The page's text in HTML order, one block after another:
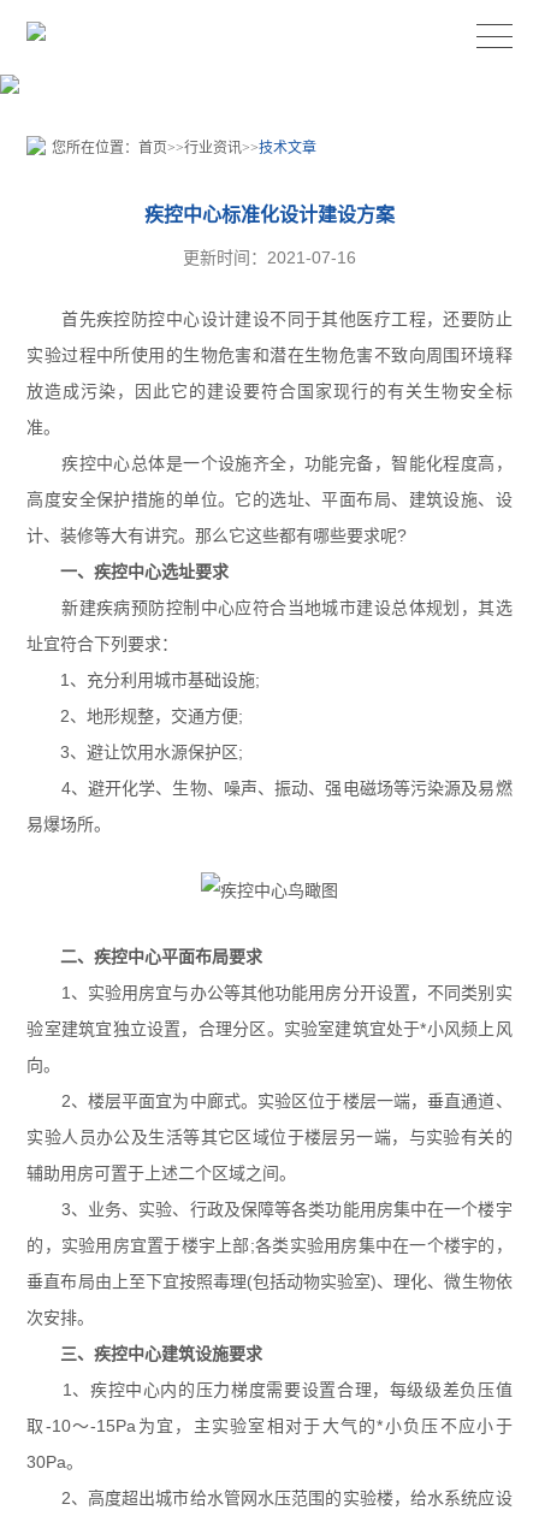
您所在位置：首页>>行业资讯>>技术文章
疾控中心标准化设计建设方案
更新时间：2021-07-16
首先疾控防控中心设计建设不同于其他医疗工程，还要防止
实验过程中所使用的生物危害和潜在生物危害不致向周围环境释
放造成污染，因此它的建设要符合国家现行的有关生物安全标
准。
疾控中心总体是一个设施齐全，功能完备，智能化程度高，
高度安全保护措施的单位。它的选址、平面布局、建筑设施、设
计、装修等大有讲究。那么它这些都有哪些要求呢?
一、疾控中心选址要求
新建疾病预防控制中心应符合当地城市建设总体规划，其选
址宜符合下列要求：
1、充分利用城市基础设施;
2、地形规整，交通方便;
3、避让饮用水源保护区;
4、避开化学、生物、噪声、振动、强电磁场等污染源及易燃
易爆场所。
二、疾控中心平面布局要求
1、实验用房宜与办公等其他功能用房分开设置，不同类别实
验室建筑宜独立设置，合理分区。实验室建筑宜处于*小风频上风
向。
2、楼层平面宜为中廊式。实验区位于楼层一端，垂直通道、
实验人员办公及生活等其它区域位于楼层另一端，与实验有关的
辅助用房可置于上述二个区域之间。
3、业务、实验、行政及保障等各类功能用房集中在一个楼宇
的，实验用房宜置于楼宇上部;各类实验用房集中在一个楼宇的，
垂直布局由上至下宜按照毒理(包括动物实验室)、理化、微生物依
次安排。
三、疾控中心建筑设施要求
1、疾控中心内的压力梯度需要设置合理，每级级差负压值
取-10～-15Pa为宜，主实验室相对于大气的*小负压不应小于
30Pa。
2、高度超出城市给水管网水压范围的实验楼，给水系统应设